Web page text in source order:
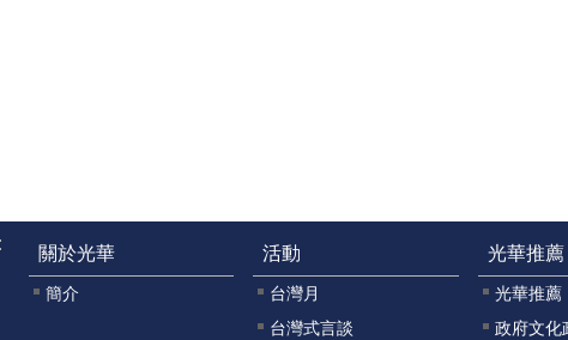
關於光華
簡介
活動
台灣月
台灣式言談
光華推薦
光華推薦
政府文化